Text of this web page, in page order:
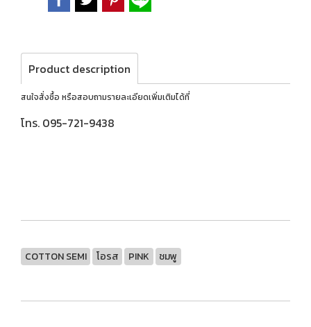
Product description
สนใจสั่งซื้อ หรือสอบถามรายละเอียดเพิ่มเติมได้ที่
โทร. 095-721-9438
COTTON SEMI โอรส PINK ชมพู